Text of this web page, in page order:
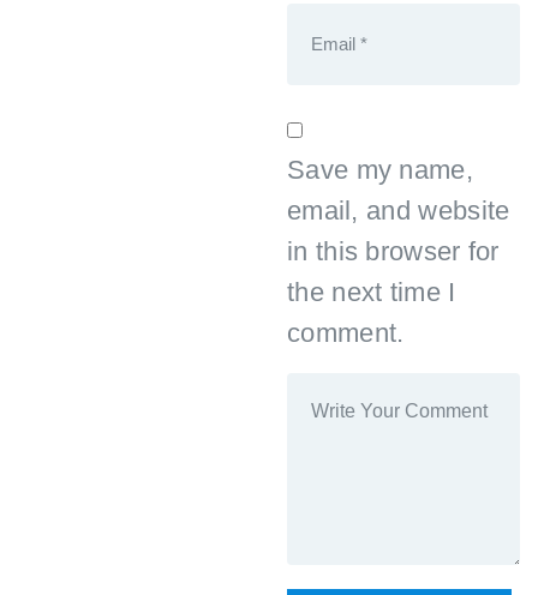
Save my name,
email, and website
in this browser for
the next time I
comment.